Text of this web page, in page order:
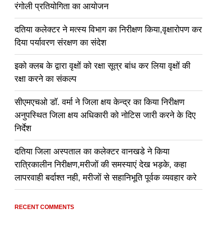
रंगोली प्रतियोगिता का आयोजन
दतिया कलेक्टर ने मत्स्य विभाग का निरीक्षण किया,वृक्षारोपण कर
दिया पर्यावरण संरक्षण का संदेश
इको क्लब के द्वारा वृक्षों को रक्षा सूत्र बांध कर लिया वृक्षों की
रक्षा करने का संकल्प
सीएमएचओ डॉ. वर्मा ने जिला क्षय केन्द्र का किया निरीक्षण
अनुपस्थित जिला क्षय अधिकारी को नोटिस जारी करने के दिए
निर्देश
दतिया जिला अस्पताल का कलेक्टर वानखडे ने किया
रात्रिकालीन निरीक्षण,मरीजों की समस्याएं देख भड़के, कहा
लापरवाही बर्दाश्त नही, मरीजों से सहानिभूति पूर्वक व्यवहार करे
RECENT COMMENTS